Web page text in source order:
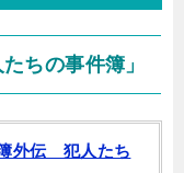
ちの事件簿」
外伝 犯人たち